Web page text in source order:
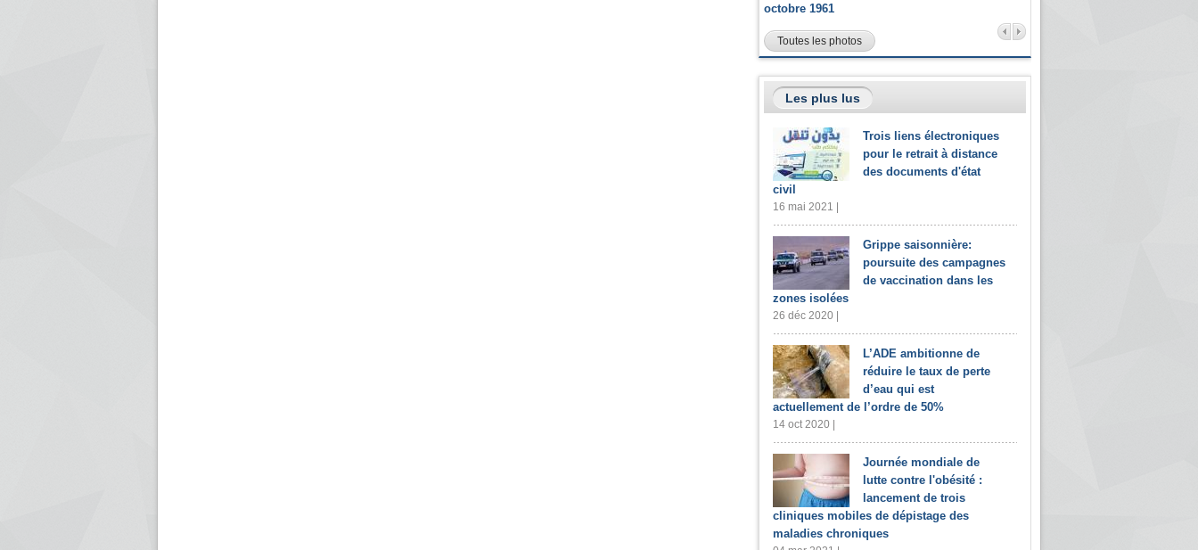
octobre 1961
Toutes les photos
Les plus lus
Trois liens électroniques
pour le retrait à distance
des documents d'état
civil
16 mai 2021 |
Grippe saisonnière:
poursuite des campagnes
de vaccination dans les
zones isolées
26 déc 2020 |
L’ADE ambitionne de
réduire le taux de perte
d’eau qui est
actuellement de l’ordre de 50%
14 oct 2020 |
Journée mondiale de
lutte contre l'obésité :
lancement de trois
cliniques mobiles de dépistage des
maladies chroniques